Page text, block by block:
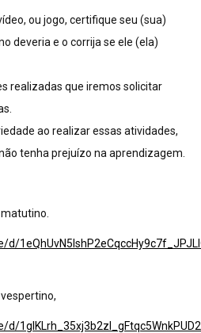
ou jogo, certifique seu (sua)
deveria e o corrija se ele (ela)
realizadas que iremos solicitar
ao realizar essas atividades,
tenha prejuízo na aprendizagem.